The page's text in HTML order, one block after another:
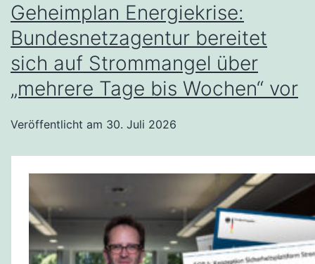
Geheimplan Energiekrise:
Bundesnetzagentur bereitet
sich auf Strommangel über
„mehrere Tage bis Wochen“ vor
Veröffentlicht am 30. Juli 2026